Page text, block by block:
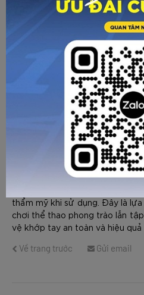
Với các tùy chọn màu sắc hiện
và xám hồng, đai bảo vệ
thẩm mỹ khi sử dụng. Đây là
chơi thể thao phong trào lẫn
vệ khớp tay an toàn và hiệu
Về trang trước
Gửi email
HƯỚNG DẪN
GỬI TƯ VẤN